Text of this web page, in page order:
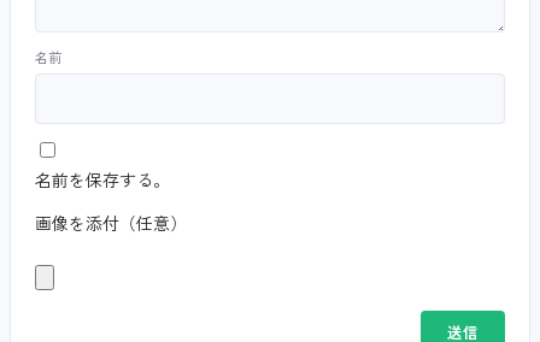
名前
名前を保存する。
画像を添付（任意）